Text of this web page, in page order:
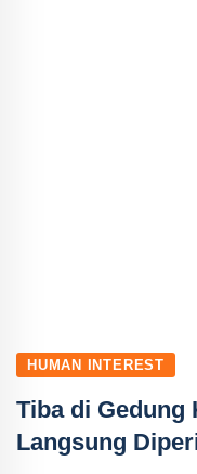
HUMAN INTEREST
Tiba di Gedung
Langsung